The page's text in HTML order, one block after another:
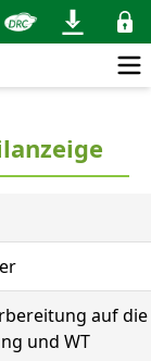
auf die
und WT